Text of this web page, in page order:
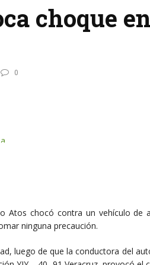
choque en
0
Atos chocó contra un vehículo de
ninguna precaución.
luego de que la conductora del